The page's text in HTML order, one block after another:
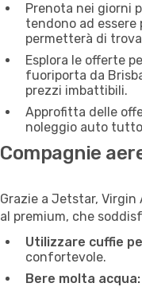
Prenota nei giorni
tendono ad
permetterà di
Esplora le offerte
fuoriporta da
prezzi imbattibili.
Approfitta delle
noleggio auto
Compagnie
Grazie a Jetstar,
al premium, che
Utilizzare cuffie
confortevole.
Bere molta acqua: